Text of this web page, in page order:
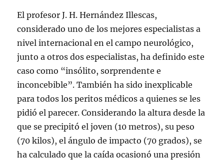
El profesor J. H. Hernández Illescas,
considerado uno de los mejores especialistas a
nivel internacional en el campo neurológico,
junto a otros dos especialistas, ha definido este
caso como “insólito, sorprendente e
inconcebible”. También ha sido inexplicable
para todos los peritos médicos a quienes se les
pidió el parecer. Considerando la altura desde la
que se precipitó el joven (10 metros), su peso
(70 kilos), el ángulo de impacto (70 grados), se
ha calculado que la caída ocasionó una presión